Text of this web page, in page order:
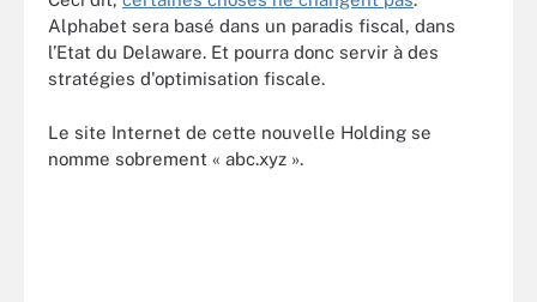
Alphabet sera basé dans un paradis fiscal, dans
l’Etat du Delaware. Et pourra donc servir à des
stratégies d'optimisation fiscale.
Le site Internet de cette nouvelle Holding se
nomme sobrement « abc.xyz ».